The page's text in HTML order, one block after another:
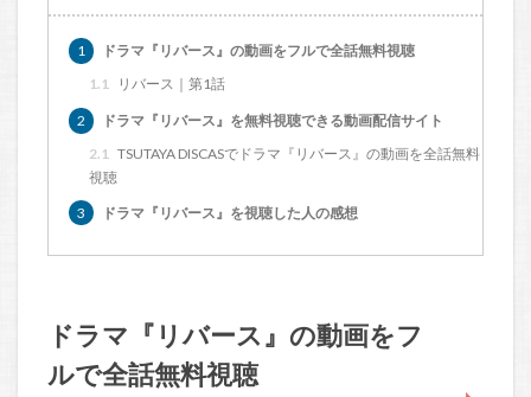
1
ドラマ『リバース』の動画をフルで全話無料視聴
1.1
リバース｜第1話
2
ドラマ『リバース』を無料視聴できる動画配信サイト
2.1 TSUTAYA DISCASでドラマ『リバース』の動画を全話無料
視聴
3
ドラマ『リバース』を視聴した人の感想
ドラマ『リバース』の動画をフ
ルで全話無料視聴